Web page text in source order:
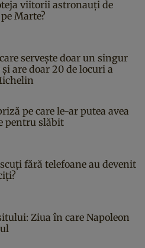
viitorii astronauți de
Marte?
servește doar un singur
are doar 20 de locuri a
pe care le-ar putea avea
pentru slăbit
fără telefoane au devenit
Ziua în care Napoleon